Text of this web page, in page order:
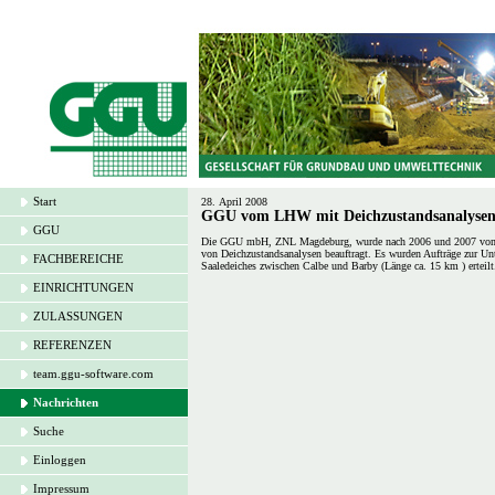
Start
GGU
FACHBEREICHE
EINRICHTUNGEN
ZULASSUNGEN
REFERENZEN
team.ggu-software.com
Nachrichten
Suche
Einloggen
Impressum
28. April 2008
GGU vom LHW mit
Die GGU mbH, ZNL Magdeburg, wurde nach 2006 und 2007
von Deichzustandsanalysen beauftragt. Es wurden Aufträge zur
Saaledeiches zwischen Calbe und Barby (Länge ca. 15 km )